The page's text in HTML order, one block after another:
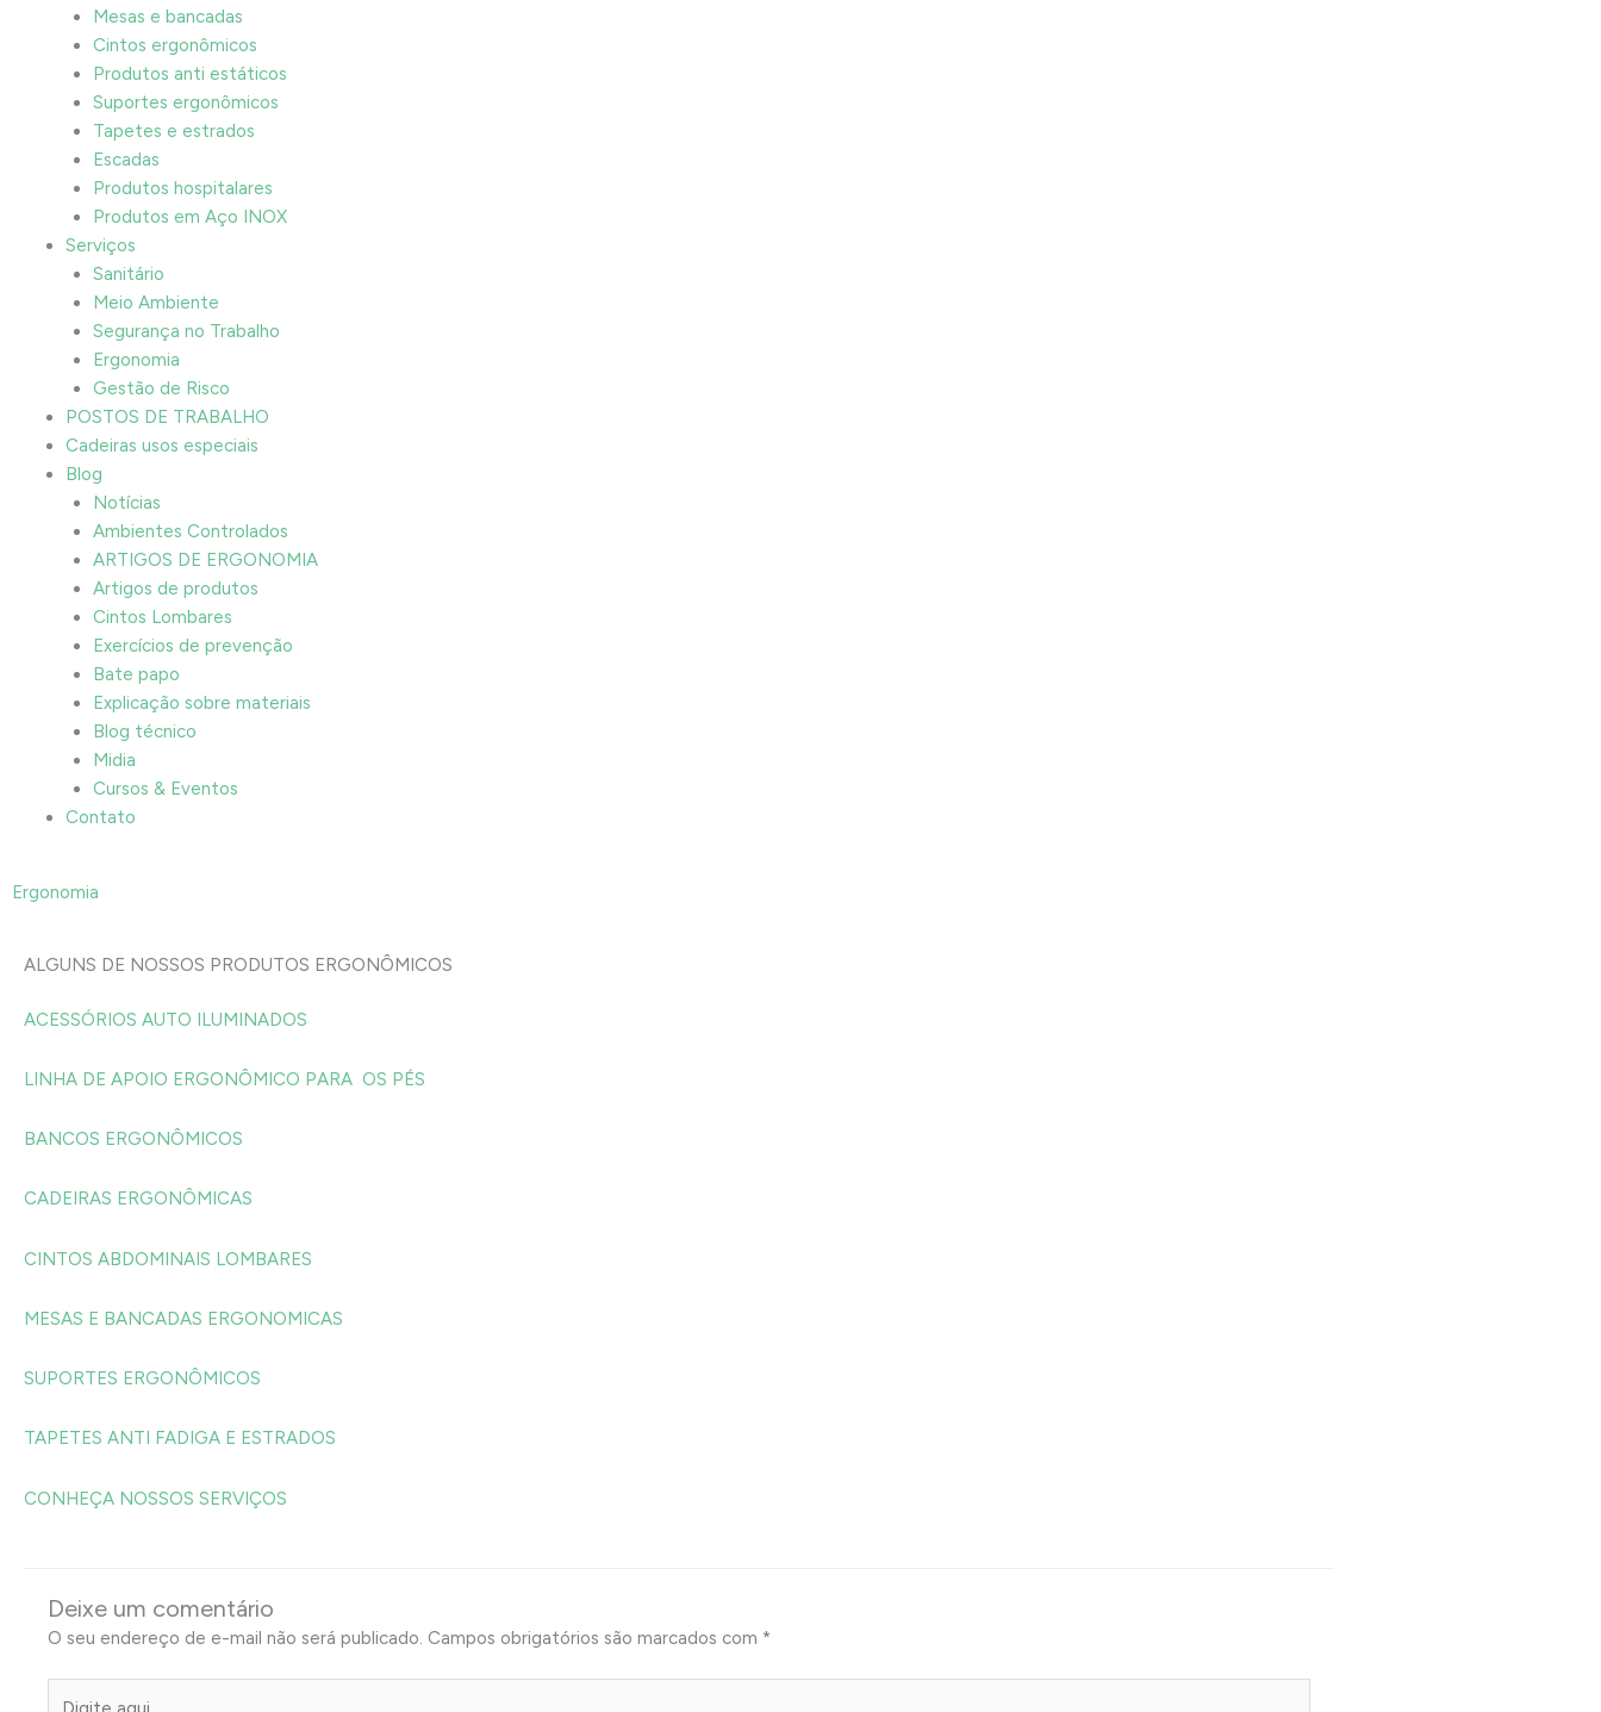
Mesas e bancadas
Cintos ergonômicos
Produtos anti estáticos
Suportes ergonômicos
Tapetes e estrados
Escadas
Produtos hospitalares
Produtos em Aço INOX
Serviços
Sanitário
Meio Ambiente
Segurança no Trabalho
Ergonomia
Gestão de Risco
POSTOS DE TRABALHO
Cadeiras usos especiais
Blog
Notícias
Ambientes Controlados
ARTIGOS DE ERGONOMIA
Artigos de produtos
Cintos Lombares
Exercícios de prevenção
Bate papo
Explicação sobre materiais
Blog técnico
Midia
Cursos & Eventos
Contato
Ergonomia
ALGUNS DE NOSSOS PRODUTOS ERGONÔMICOS
ACESSÓRIOS AUTO ILUMINADOS
LINHA DE APOIO ERGONÔMICO PARA OS PÉS
BANCOS ERGONÔMICOS
CADEIRAS ERGONÔMICAS
CINTOS ABDOMINAIS LOMBARES
MESAS E BANCADAS ERGONOMICAS
SUPORTES ERGONÔMICOS
TAPETES ANTI FADIGA E ESTRADOS
CONHEÇA NOSSOS SERVIÇOS
Deixe um comentário
O seu endereço de e-mail não será publicado. Campos obrigatórios são marcados com *